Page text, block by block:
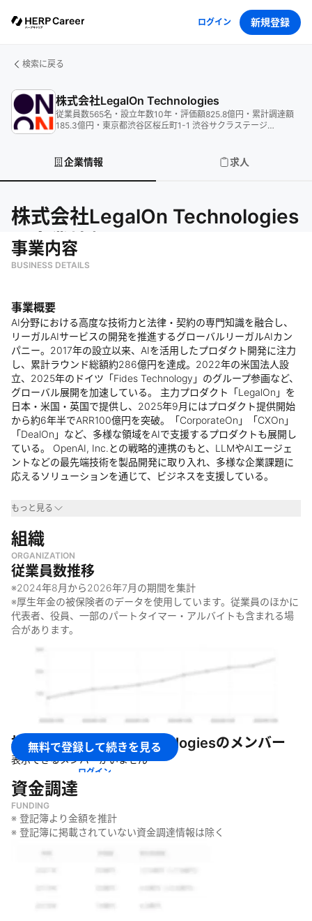
ログイン 新規登録
検索に戻る
株式会社LegalOn Technologies
従業員数565名 ・ 設立年数10年 ・ 評価額825.8億円 ・ 累計調達額
185.3億円 ・ 東京都渋谷区桜丘町1-1 渋谷サクラステージ
企業情報 求人
株式会社LegalOn Technologies
の企業情報
事業内容
BUSINESS DETAILS
事業概要
AI分野における高度な技術力と法律・契約の専門知識を融合し、
リーガルAIサービスの開発を推進するグローバルリーガルAIカン
パニー。2017年の設立以来、AIを活用したプロダクト開発に注力
し、累計ラウンド総額約286億円を達成。2022年の米国法人設
立、2025年のドイツ「Fides Technology」のグループ参画など、
グローバル展開を加速している。 主力プロダクト「LegalOn」を
日本・米国・英国で提供し、2025年9月にはプロダクト提供開始
から約6年半でARR100億円を突破。「CorporateOn」「CXOn」
「DealOn」など、多様な領域をAIで支援するプロダクトも展開し
ている。 OpenAI, Inc.との戦略的連携のもと、LLMやAIエージェ
ントなどの最先端技術を製品開発に取り入れ、多様な企業課題に
応えるソリューションを通じて、ビジネスを支援している。
事業領域
・グローバルAI領域
・専門性とAIを掛け合わせた領域
・企業の経営オペレーションの中でも特に高度な専門性が要求さ
れる領域
なぜやっているのか
・「法とテクノロジーの力で、安心して前進できる社会を創る」
ため
企業活動におけるあらゆる業務の属人化や非効率を解消し、事
業の前進を支援するため
何をしているのか
「LegalOn: World Leading Legal AI」の提供
・
企業のコーポレート業務における課題解決とコンプライアン
ス・ガバナンスの浸透を支援するAIカウンセル「CorporateOn」
・経営のプロフェッショナルであるエグゼクティブ向けのAIとし
て「CXOn : World Leading AI Assistant for Executives」の開発
・AIスタートアップ最速でARR100億円に到達したノウハウを詰め
込んだ営業向けAIとして「DealOn : World Leading Deal
もっと見る
組織
ORGANIZATION
従業員数推移
※2024年8月から2026年7月の期間を集計
※厚生年金の被保険者のデータを使用しています。従業員のほかに
代表者、役員、一部のパートタイマー・アルバイトも含まれる場
合があります。
無料で登録して続きを見る
ログイン
株式会社LegalOn Technologiesのメンバー
表示できるメンバーがいません
資金調達
FUNDING
※ 登記簿より金額を推計
※ 登記簿に掲載されていない資金調達情報は除く